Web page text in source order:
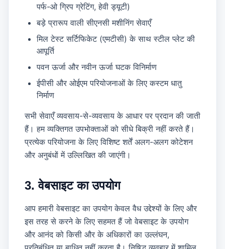
पर्फ-ओ ग्रिप ग्रेटिंग, हेवी ड्यूटी)
बड़े प्रारूप वाली सीएनसी मशीनिंग सेवाएँ
मिल टेस्ट सर्टिफिकेट (एमटीसी) के साथ स्टील प्लेट की
आपूर्ति
पवन ऊर्जा और नवीन ऊर्जा घटक विनिर्माण
ईपीसी और ओईएम परियोजनाओं के लिए कस्टम धातु
निर्माण
सभी सेवाएँ व्यवसाय-से-व्यवसाय के आधार पर प्रदान की जाती
हैं। हम व्यक्तिगत उपभोक्ताओं को सीधे बिक्री नहीं करते हैं।
प्रत्येक परियोजना के लिए विशिष्ट शर्तें अलग-अलग कोटेशन
और अनुबंधों में उल्लिखित की जाएंगी।
3. वेबसाइट का उपयोग
आप हमारी वेबसाइट का उपयोग केवल वैध उद्देश्यों के लिए और
इस तरह से करने के लिए सहमत हैं जो वेबसाइट के उपयोग
और आनंद को किसी और के अधिकारों का उल्लंघन,